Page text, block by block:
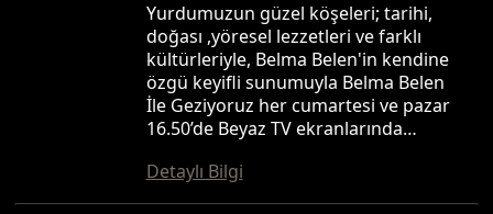
Yurdumuzun güzel köşeleri; tarihi,
doğası ,yöresel lezzetleri ve farklı
kültürleriyle, Belma Belen'in kendine
özgü keyifli sunumuyla Belma Belen
İle Geziyoruz her cumartesi ve pazar
16.50’de Beyaz TV ekranlarında…
Detaylı Bilgi